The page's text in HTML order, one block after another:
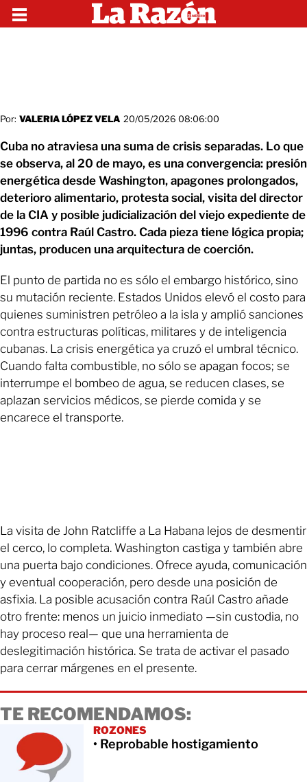
Por: VALERIA LÓPEZ VELA 20/05/2026 08:06:00
Cuba no atraviesa una suma de crisis separadas. Lo que
se observa, al 20 de mayo, es una convergencia: presión
energética desde Washington, apagones prolongados,
deterioro alimentario, protesta social, visita del director
de la CIA y posible judicialización del viejo expediente de
1996 contra Raúl Castro. Cada pieza tiene lógica propia;
juntas, producen una arquitectura de coerción.
El punto de partida no es sólo el embargo histórico, sino
su mutación reciente. Estados Unidos elevó el costo para
quienes suministren petróleo a la isla y amplió sanciones
contra estructuras políticas, militares y de inteligencia
cubanas. La crisis energética ya cruzó el umbral técnico.
Cuando falta combustible, no sólo se apagan focos; se
interrumpe el bombeo de agua, se reducen clases, se
aplazan servicios médicos, se pierde comida y se
encarece el transporte.
La visita de John Ratcliffe a La Habana lejos de desmentir
el cerco, lo completa. Washington castiga y también abre
una puerta bajo condiciones. Ofrece ayuda, comunicación
y eventual cooperación, pero desde una posición de
asfixia. La posible acusación contra Raúl Castro añade
otro frente: menos un juicio inmediato —sin custodia, no
hay proceso real— que una herramienta de
deslegitimación histórica. Se trata de activar el pasado
para cerrar márgenes en el presente.
TE RECOMENDAMOS:
ROZONES
• Reprobable hostigamiento